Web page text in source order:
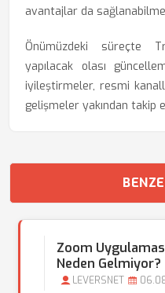
avantajlar da
Önümüzdeki süreçte
yapılacak olası
iyileştirmeler, resmi
gelişmeler yakından takip
Zoom
Neden Gelmiyor?
LEVERSNET